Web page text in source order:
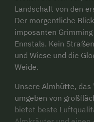
Landschaft von den
Der morgentliche
imposanten
Ennstals. Kein
und Wiese und die
Weide.
Unsere Almhütte,
umgeben von
bietet beste